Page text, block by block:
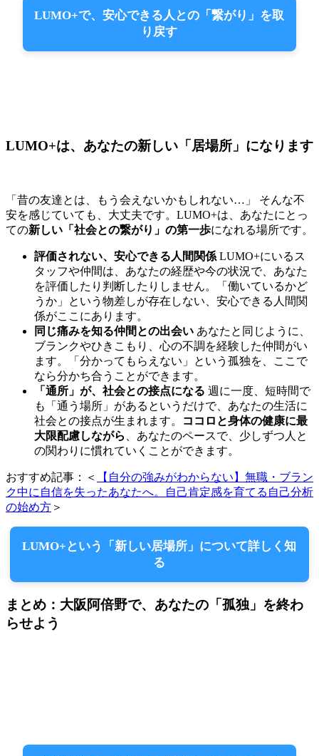
LUMO+で、安心できる人との「繋がり」を取
り戻す
LUMO+は、あなたの新しい「居場所」になります
「昔の友達とは、もう会えないかもしれない…」 そんな不
安を感じていても、大丈夫です。LUMO+は、あなたにとっ
ての新しい「社会との繋がり」の第一歩になれる場所です。
評価されない、安心できる人間関係 LUMO+にいるス
タッフや仲間は、あなたの経歴や今の状況で、あなた
を評価したり判断したりしません。「働いているかど
うか」という物差しが存在しない、安心できる人間関
係がここにあります。
同じ痛みを知る仲間との出会い あなたと同じように、
ブランクやひきこもり、心の不調を経験した仲間がい
ます。「分かってもらえない」という孤独を、ここで
なら分かち合うことができます。
「通所」が、社会との接点になる 週に一度、短時間で
も「通う場所」があるというだけで、あなたの生活に
社会との接点が生まれます。
ココロと身体の健康に最
大限配慮しながら
、あなたのペースで、少しずつ人と
の関わりに慣れていくことができます。
おすすめ記事：＜
【自分の強みがわからない】無職・ブラン
ク中に自信を失ったあなたへ。自己肯定感を育てる自己分析
の始め方 ＞
LUMO+という「新しい居場所」について詳しく知
る
まとめ：大阪阿倍野で、あなたの「孤独」を終わ
らせよう